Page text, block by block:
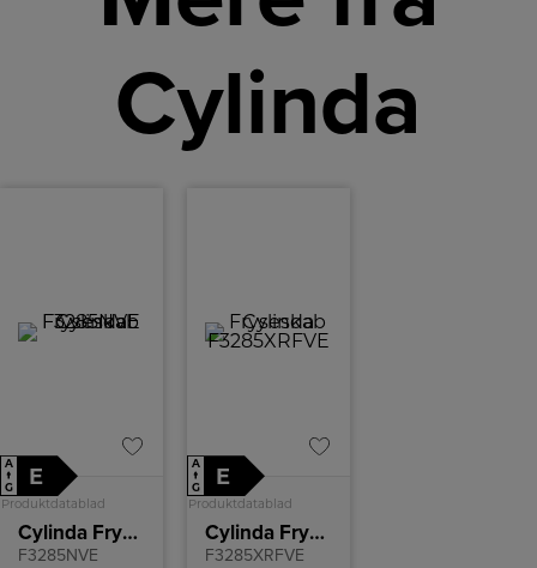
Cylinda
A
↑
G
E
Produktdatablad
Cylinda Fryseskab
F3285NVE
A
↑
G
E
Produktdatablad
Cylinda Fryseskab
F3285XRFVE